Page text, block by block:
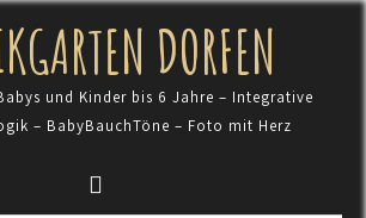
DORFEN
und Kinder bis 6 Jahre – Integrative
– BabyBauchTöne – Foto mit Herz